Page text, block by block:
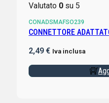
Valutato 0su 5
CONADSMAFSO239
CONNETTORE
2,49 € Iva inclusa